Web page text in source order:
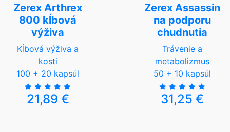
Zerex Arthrex
800 kĺbová
výživa
Kĺbová výživa a
kosti
100 + 20 kapsúl
21,89 €
Zerex Assassin
na podporu
chudnutia
Trávenie a
metabolizmus
50 + 10 kapsúl
31,25 €